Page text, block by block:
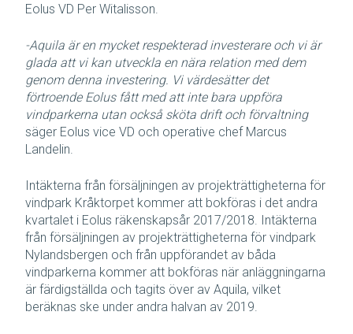
Eolus VD Per Witalisson.
-Aquila är en mycket respekterad investerare och vi är
glada att vi kan utveckla en nära relation med dem
genom denna investering. Vi värdesätter det
förtroende Eolus fått med att inte bara uppföra
vindparkerna utan också sköta drift och förvaltning
säger Eolus vice VD och operative chef Marcus
Landelin.
Intäkterna från försäljningen av projekträttigheterna för
vindpark Kråktorpet kommer att bokföras i det andra
kvartalet i Eolus räkenskapsår 2017/2018. Intäkterna
från försäljningen av projekträttigheterna för vindpark
Nylandsbergen och från uppförandet av båda
vindparkerna kommer att bokföras när anläggningarna
är färdigställda och tagits över av Aquila, vilket
beräknas ske under andra halvan av 2019.